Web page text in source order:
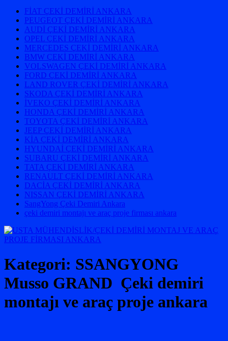
FİAT ÇEKİ DEMİRİ ANKARA
PEUGEOT ÇEKİ DEMİRİ ANKARA
AUDİ ÇEKİ DEMİRİ ANKARA
OPEL ÇEKİ DEMİRİ ANKARA
MERCEDES ÇEKİ DEMİRİ ANKARA
BMW ÇEKİ DEMİRİ ANKARA
VOLSWAGEN ÇEKİ DEMİRİ ANKARA
FORD ÇEKİ DEMİRİ ANKARA
LAND ROVER ÇEKİ DEMİRİ ANKARA
SKODA ÇEKİ DEMİRİ ANKARA
İVEKO ÇEKİ DEMİRİ ANKARA
HONDA ÇEKİ DEMİRİ ANKARA
TOYOTA ÇEKİ DEMİRİ ANKARA
JEEP ÇEKİ DEMİRİ ANKARA
KİA ÇEKİ DEMİRİ ANKARA
HYUNDAİ ÇEKİ DEMİRİ ANKARA
SUBARU ÇEKİ DEMİRİ ANKARA
TATA ÇEKİ DEMİRİ ANKARA
RENAULT ÇEKİ DEMİRİ ANKARA
DACİA ÇEKİ DEMİRİ ANKARA
NISSAN ÇEKİ DEMİRİ ANKARA
SangYong Çeki Demiri Ankara
çeki demiri montajı ve araç proje firması ankara
Kategori: SSANGYONG
Musso GRAND Çeki demiri
montajı ve araç proje ankara